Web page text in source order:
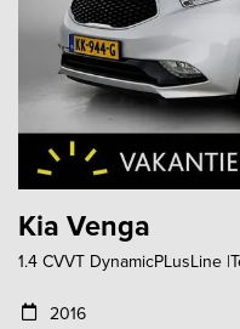
Kia Venga
1.4 CVVT DynamicPLusLine
2016